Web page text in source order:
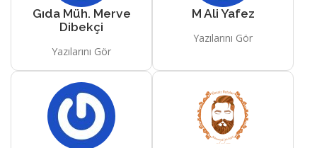
Gıda Müh. Merve
Dibekçi
Yazılarını Gör
M Ali Yafez
Yazılarını Gör